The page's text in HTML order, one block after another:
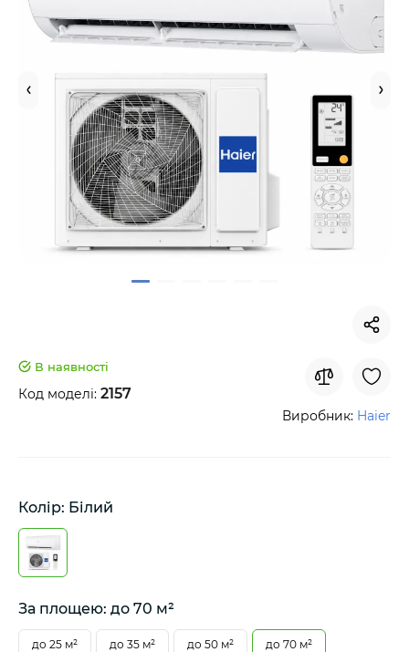
В наявності
Код моделі: 2157
Виробник: Haier
Колір: Білий
За площею: до 70 м²
до 25 м² до 35 м² до 50 м² до 70 м²